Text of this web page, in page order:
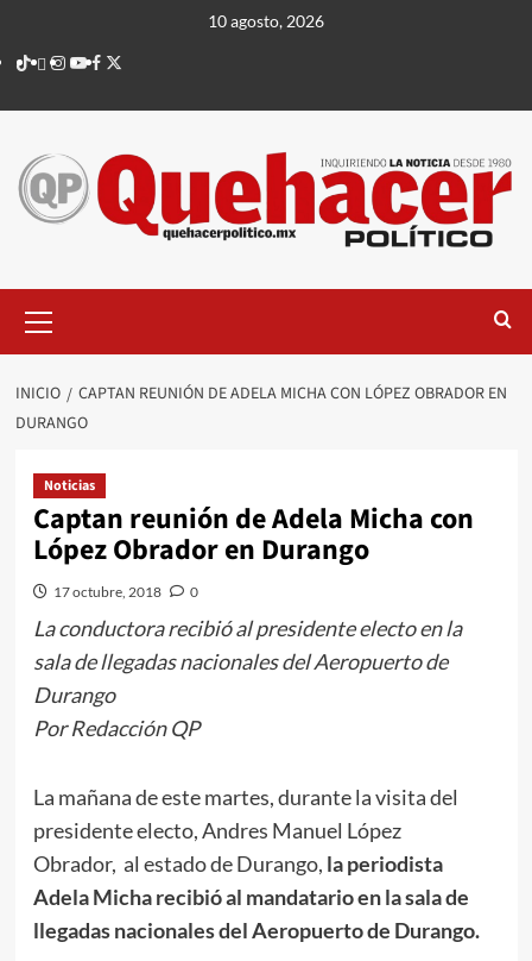
contenido
10 agosto, 2026
TikTok
threads
Instagram
Youtube
Facebook
X
principal
INICIO
CAPTAN REUNIÓN DE ADELA MICHA CON LÓPEZ OBRADOR EN
DURANGO
Noticias
Captan reunión de Adela Micha con
López Obrador en Durango
17 octubre, 2018 0
La conductora recibió al presidente electo en la
sala de llegadas nacionales del Aeropuerto de
Durango
Por Redacción QP
La mañana de este martes, durante la visita del
presidente electo, Andres Manuel López
Obrador, al estado de Durango, la periodista
Adela Micha recibió al mandatario en la sala de
llegadas nacionales del Aeropuerto de Durango.